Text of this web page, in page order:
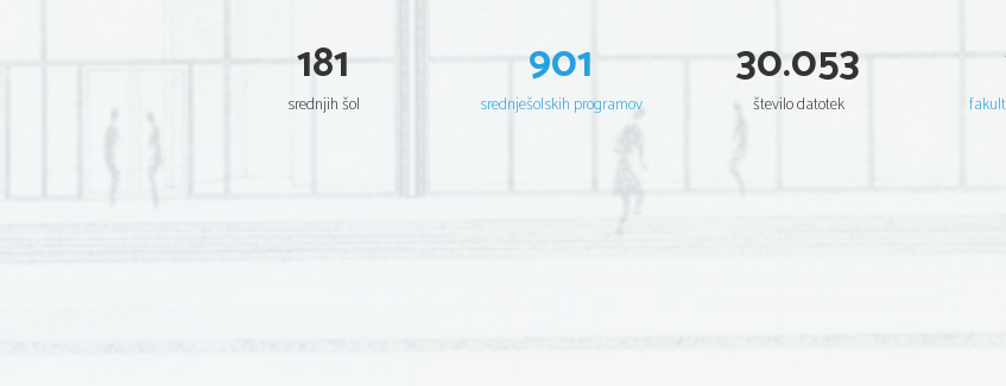
181
srednjih šol
901
srednješolskih programov
30.053
število datotek